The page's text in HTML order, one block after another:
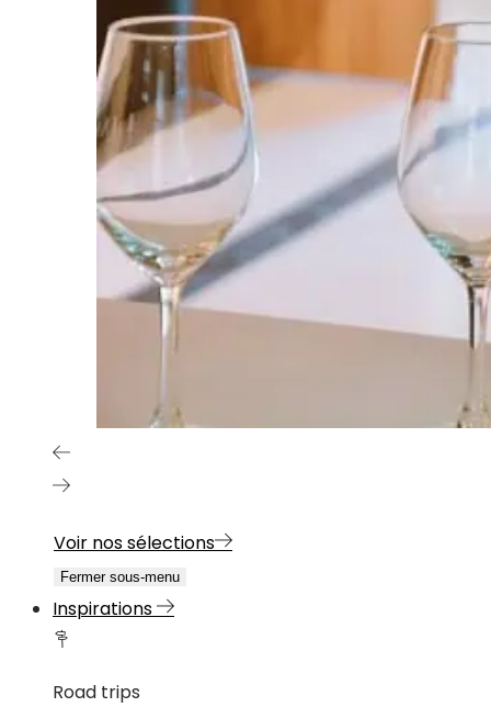
Voir nos sélections
Fermer sous-menu
Inspirations
Road trips